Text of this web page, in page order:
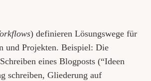
) definieren Lösungswege für
und Projekten. Beispiel: Die
eines Blogposts (“Ideen
schreiben, Gliederung auf